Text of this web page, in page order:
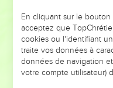
NE MANQUEZ
DE
ET SI LEURS
En cliquant sur le
acceptez que
cookies ou l'identifiant
traite vos données à
données de navigation
votre compte utilisateur)